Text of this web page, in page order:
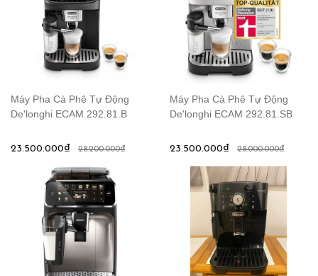
Máy Pha Cà Phê Tự Động
De'longhi ECAM 292.81.B
23.500.000₫ 28.200.000₫
Máy Pha Cà Phê Tự Động
De'longhi ECAM 292.81.SB
23.500.000₫ 28.000.000₫